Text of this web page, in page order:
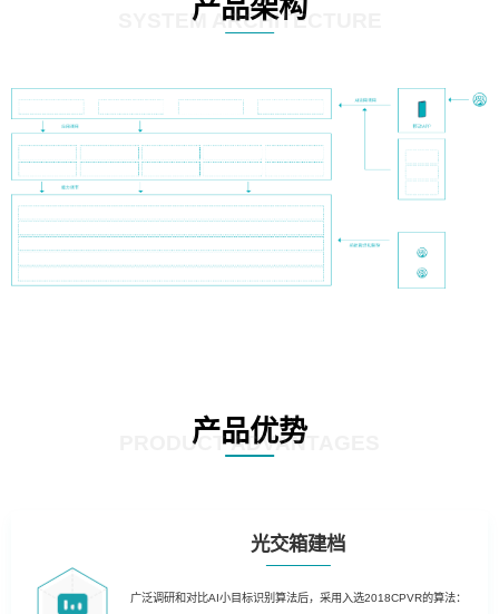
产品架构
SYSTEM ARCHITECTURE
产品优势
PRODUCT ADVANTAGES
光交箱建档
广泛调研和对比AI小目标识别算法后，采用入选2018CPVR的算法：